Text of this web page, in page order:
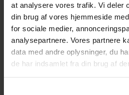
at analysere vores trafik. Vi deler
din brug af vores hjemmeside
for sociale medier,
analysepartnere. Vores partnere
data med andre oplysninger, du
de har indsamlet fra din brug af
REMA 1000
Holbæk
Butikselev - Haderslev
Denne
annonce
udløbet